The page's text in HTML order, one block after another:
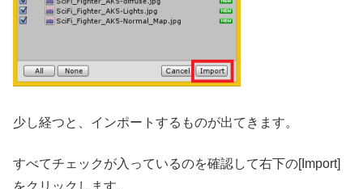
少し経つと、インポートするものが出てきます。
すべてチェックが入っているのを確認して右下の[Import]
をクリックします。